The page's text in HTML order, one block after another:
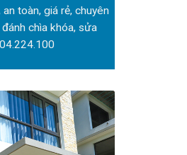
toàn, giá rẻ, chuyên
chìa khóa, sửa